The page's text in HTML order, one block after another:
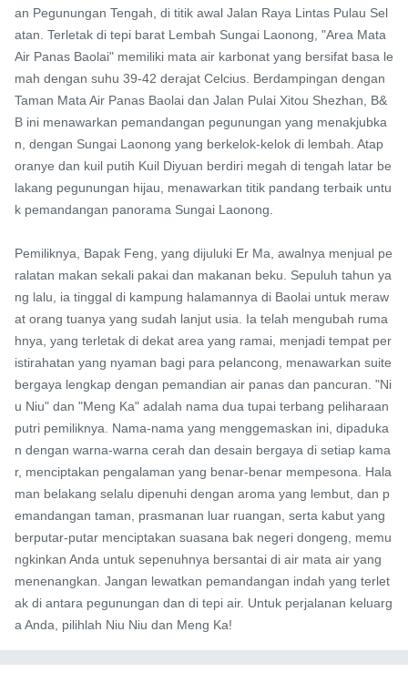
an Pegunungan Tengah, di titik awal Jalan Raya Lintas Pulau Sel
atan. Terletak di tepi barat Lembah Sungai Laonong, "Area Mata
Air Panas Baolai" memiliki mata air karbonat yang bersifat basa le
mah dengan suhu 39-42 derajat Celcius. Berdampingan dengan
Taman Mata Air Panas Baolai dan Jalan Pulai Xitou Shezhan, B&
B ini menawarkan pemandangan pegunungan yang menakjubka
n, dengan Sungai Laonong yang berkelok-kelok di lembah. Atap
oranye dan kuil putih Kuil Diyuan berdiri megah di tengah latar be
lakang pegunungan hijau, menawarkan titik pandang terbaik untu
k pemandangan panorama Sungai Laonong.
Pemiliknya, Bapak Feng, yang dijuluki Er Ma, awalnya menjual pe
ralatan makan sekali pakai dan makanan beku. Sepuluh tahun ya
ng lalu, ia tinggal di kampung halamannya di Baolai untuk meraw
at orang tuanya yang sudah lanjut usia. Ia telah mengubah ruma
hnya, yang terletak di dekat area yang ramai, menjadi tempat per
istirahatan yang nyaman bagi para pelancong, menawarkan suite
bergaya lengkap dengan pemandian air panas dan pancuran. "Ni
u Niu" dan "Meng Ka" adalah nama dua tupai terbang peliharaan
putri pemiliknya. Nama-nama yang menggemaskan ini, dipaduka
n dengan warna-warna cerah dan desain bergaya di setiap kama
r, menciptakan pengalaman yang benar-benar mempesona. Hala
man belakang selalu dipenuhi dengan aroma yang lembut, dan p
emandangan taman, prasmanan luar ruangan, serta kabut yang
berputar-putar menciptakan suasana bak negeri dongeng, memu
ngkinkan Anda untuk sepenuhnya bersantai di air mata air yang
menenangkan. Jangan lewatkan pemandangan indah yang terlet
ak di antara pegunungan dan di tepi air. Untuk perjalanan keluarg
a Anda, pilihlah Niu Niu dan Meng Ka!